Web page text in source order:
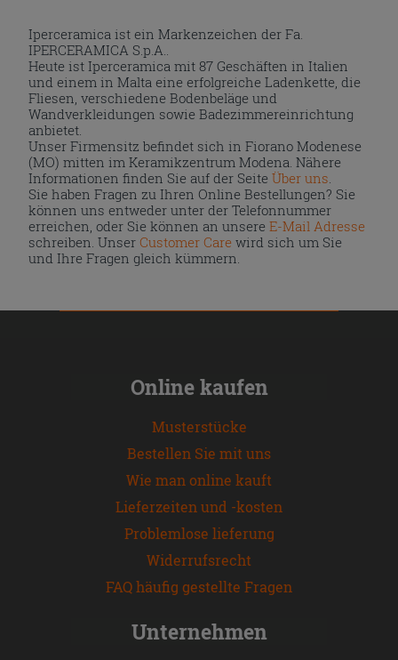
Iperceramica ist ein Markenzeichen der Fa.
IPERCERAMICA S.p.A..
Heute ist Iperceramica mit 87 Geschäften in Italien
und einem in Malta eine erfolgreiche Ladenkette, die
Fliesen, verschiedene Bodenbeläge und
Wandverkleidungen sowie Badezimmereinrichtung
anbietet.
Unser Firmensitz befindet sich in Fiorano Modenese
(MO) mitten im Keramikzentrum Modena. Nähere
Informationen finden Sie auf der Seite Über uns
Sie haben Fragen zu Ihren Online Bestellungen? Sie
können uns entweder unter der Telefonnummer
erreichen, oder Sie können an unsereE-Mail Adresse
schreiben. UnserCustomer Care wird sich um Sie
und Ihre Fragen gleich kümmern.
Online kaufen
Musterstücke
Bestellen Sie mit uns
Wie man online kauft
Lieferzeiten und -kosten
Problemlose lieferung
Widerrufsrecht
FAQ häufig gestellte Fragen
Unternehmen